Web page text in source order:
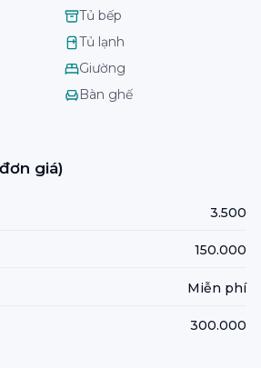
Tủ bếp
Tủ lạnh
Giường
Bàn ghế
giá)
3.500
150.000
Miễn phí
300.000